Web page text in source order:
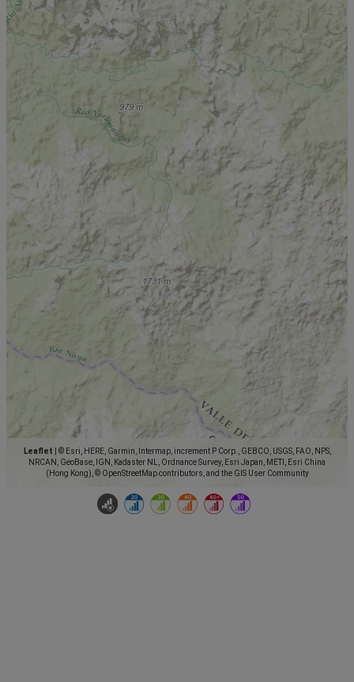
Leaflet
© Esri, HERE, Garmin, Intermap, increment P Corp., GEBCO, USGS, FAO, NPS,
NRCAN, GeoBase, IGN, Kadaster NL, Ordnance Survey, Esri Japan, METI, Esri China
(Hong Kong), © OpenStreetMap contributors, and the GIS User Community